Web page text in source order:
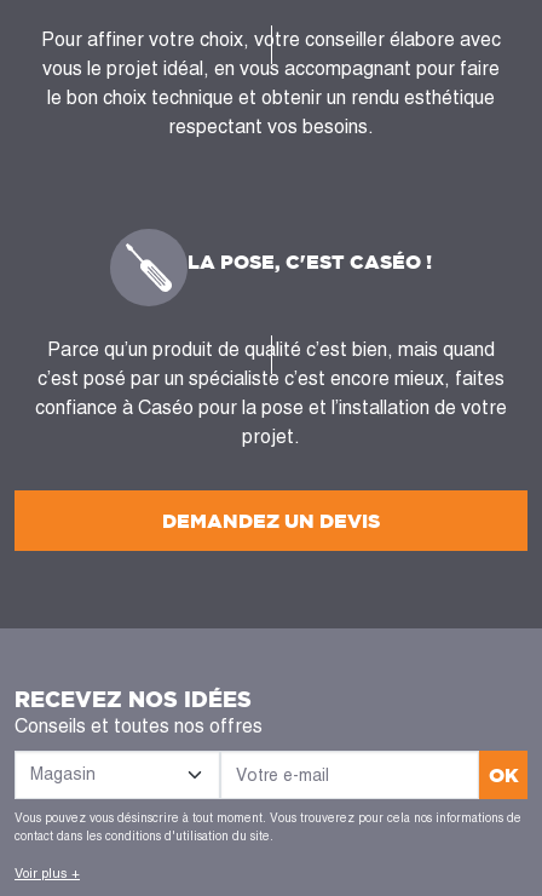
DEMANDEZ UN DEVIS
Pour affiner votre choix, votre conseiller élabore avec
vous le projet idéal, en vous accompagnant pour faire
le bon choix technique et obtenir un rendu esthétique
respectant vos besoins.
LA POSE, C'EST CASÉO !
Parce qu’un produit de qualité c’est bien, mais quand
c’est posé par un spécialiste c’est encore mieux, faites
confiance à Caséo pour la pose et l’installation de votre
projet.
RECEVEZ NOS IDÉES
Conseils et toutes nos offres
OK
Vous pouvez vous désinscrire à tout moment. Vous trouverez pour cela nos informations de
contact dans les conditions d'utilisation du site.
Voir plus +